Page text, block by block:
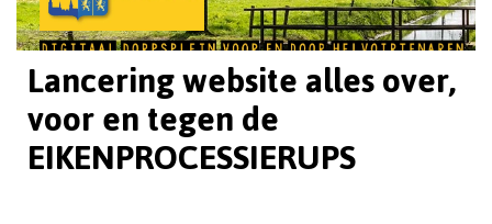
Lancering website alles over,
voor en tegen de
EIKENPROCESSIERUPS